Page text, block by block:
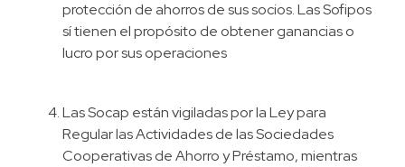
protección de ahorros de sus socios. Las Sofipos
sí tienen el propósito de obtener ganancias o
lucro por sus operaciones
Las Socap están vigiladas por la Ley para
Regular las Actividades de las Sociedades
Cooperativas de Ahorro y Préstamo, mientras